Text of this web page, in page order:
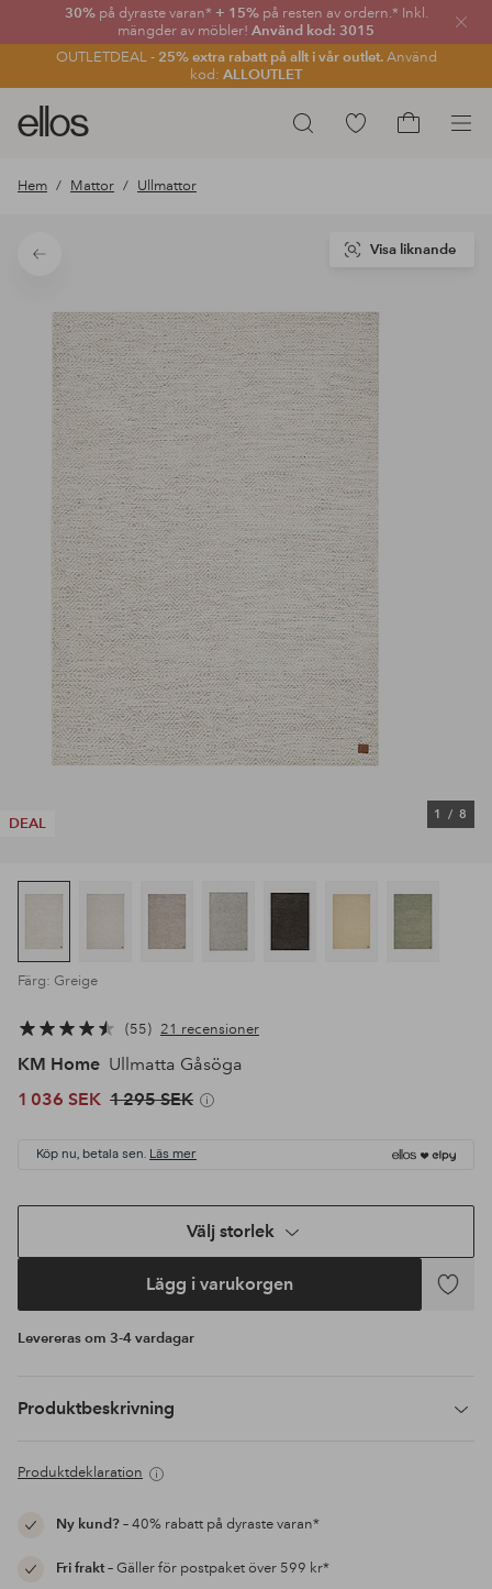
30% på dyraste varan* + 15% på resten av ordern.* Inkl.
mängder av möbler! Använd kod: 3015
OUTLETDEAL - 25% extra rabatt på allt i vår outlet.Använd
kod: ALLOUTLET
Sök
Ellos
logotyp
gå
förstasidan
Gå
Hem Mattor Ullmattor
Tillbaka
DEAL
1 / 8
Visa liknande
Färg: Greige
55 21 recensioner
KM Home Ullmatta Gåsöga
1 036 SEK 1 295 SEK
Köp nu, betala sen. Läs mer
Välj storlek
Lägg i varukorgen
Lägg
Levereras om 3-4 vardagar
Produktbeskrivning
Produktdeklaration
Ny kund?– 40% rabatt på dyraste varan*
Fri frakt– Gäller för postpaket över 599 kr*